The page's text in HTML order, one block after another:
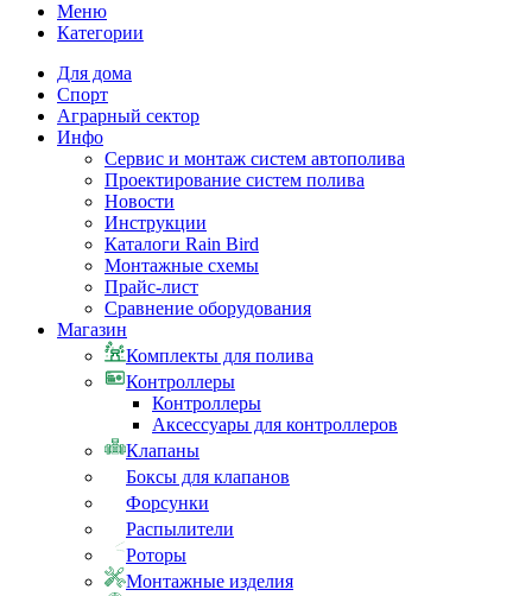
Меню
Категории
Для дома
Спорт
Аграрный сектор
Инфо
Сервис и монтаж систем автополива
Проектирование систем полива
Новости
Инструкции
Каталоги Rain Bird
Монтажные схемы
Прайс-лист
Сравнение оборудования
Магазин
Комплекты для полива
Контроллеры
Контроллеры
Аксессуары для контроллеров
Клапаны
Боксы для клапанов
Форсунки
Распылители
Роторы
Монтажные изделия